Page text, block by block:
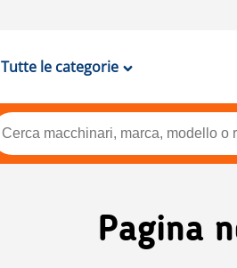
Tutte le categorie
Pagina